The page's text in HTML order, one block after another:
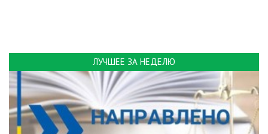
ЛУЧШЕЕ ЗА НЕДЕЛЮ